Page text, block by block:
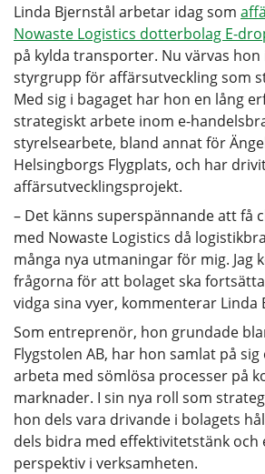
Linda Bjernstål arbetar idag som
Nowaste Logistics dotterbolag E-
på kylda transporter. Nu värvas
styrgrupp för affärsutveckling som
Med sig i bagaget har hon en lång
strategiskt arbete inom e-
styrelsearbete, bland annat för
Helsingborgs Flygplats, och har
affärsutvecklingsprojekt.
– Det känns superspännande att få
med Nowaste Logistics då
många nya utmaningar för mig. Jag
frågorna för att bolaget ska
vidga sina vyer, kommenterar Linda
Som entreprenör, hon grundade
Flygstolen AB, har hon samlat på
arbeta med sömlösa processer på
marknader. I sin nya roll som
hon dels vara drivande i bolagets
dels bidra med effektivitetstänk
perspektiv i verksamheten.